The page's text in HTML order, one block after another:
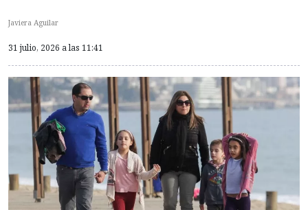
Javiera Aguilar
31 julio, 2026 a las 11:41